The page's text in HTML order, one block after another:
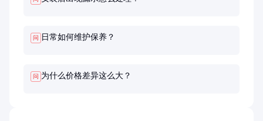
问 日常如何维护保养？
问 为什么价格差异这么大？